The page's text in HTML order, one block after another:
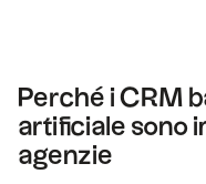
Perché i CRM
artificiale sono
agenzie